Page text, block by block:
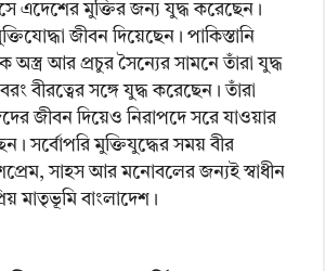
এদেশের মুক্তির জন্য যুদ্ধ করেছেন।
জীবন দিয়েছেন। পাকিস্তানি
অস্ত্র আর প্রচুর সৈন্যের সামনে তাঁরা যুদ্ধ
বীরত্বের সঙ্গে যুদ্ধ করেছেন। তাঁরা
জীবন দিয়েও নিরাপদে সরে যাওয়ার
সর্বোপরি মুক্তিযুদ্ধের সময় বীর
সাহস আর মনোবলের জন্যই স্বাধীন
মাতৃভূমি বাংলাদেশ।